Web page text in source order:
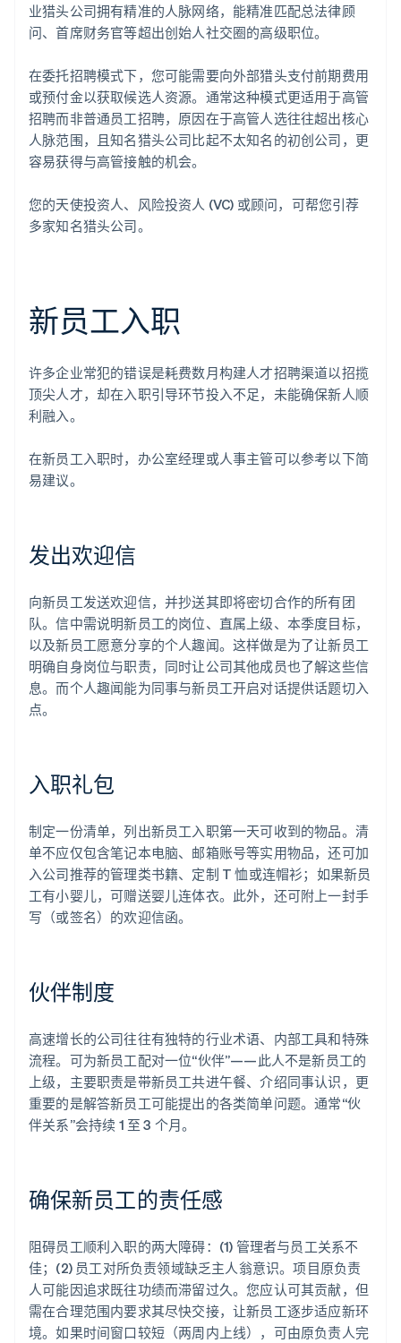
业猎头公司拥有精准的人脉网络，能精准匹配总法律顾
问、首席财务官等超出创始人社交圈的高级职位。
在委托招聘模式下，您可能需要向外部猎头支付前期费用
或预付金以获取候选人资源。通常这种模式更适用于高管
招聘而非普通员工招聘，原因在于高管人选往往超出核心
人脉范围，且知名猎头公司比起不太知名的初创公司，更
容易获得与高管接触的机会。
您的天使投资人、风险投资人 (VC) 或顾问，可帮您引荐
多家知名猎头公司。
新员工入职
许多企业常犯的错误是耗费数月构建人才招聘渠道以招揽
顶尖人才，却在入职引导环节投入不足，未能确保新人顺
利融入。
在新员工入职时，办公室经理或人事主管可以参考以下简
易建议。
发出欢迎信
向新员工发送欢迎信，并抄送其即将密切合作的所有团
队。信中需说明新员工的岗位、直属上级、本季度目标，
以及新员工愿意分享的个人趣闻。这样做是为了让新员工
明确自身岗位与职责，同时让公司其他成员也了解这些信
息。而个人趣闻能为同事与新员工开启对话提供话题切入
点。
入职礼包
制定一份清单，列出新员工入职第一天可收到的物品。清
单不应仅包含笔记本电脑、邮箱账号等实用物品，还可加
入公司推荐的管理类书籍、定制 T 恤或连帽衫；如果新员
工有小婴儿，可赠送婴儿连体衣。此外，还可附上一封手
写（或签名）的欢迎信函。
伙伴制度
高速增长的公司往往有独特的行业术语、内部工具和特殊
流程。可为新员工配对一位“伙伴”——此人不是新员工的
上级，主要职责是带新员工共进午餐、介绍同事认识，更
重要的是解答新员工可能提出的各类简单问题。通常“伙
伴关系”会持续 1 至 3 个月。
确保新员工的责任感
阻碍员工顺利入职的两大障碍：(1) 管理者与员工关系不
佳；(2) 员工对所负责领域缺乏主人翁意识。项目原负责
人可能因追求既往功绩而滞留过久。您应认可其贡献，但
需在合理范围内要求其尽快交接，让新员工逐步适应新环
境。如果时间窗口较短（两周内上线），可由原负责人完
阿联酋
English
爱尔兰
English
DeutschEnglish
澳大利亚
巴西
PortuguêsEnglish
保加利亚
English
比利时
Nederlands Français Deutsch
丹麦
English
DeutschEnglish
法国
FrançaisEnglish
芬兰
EnglishSvenska
荷兰